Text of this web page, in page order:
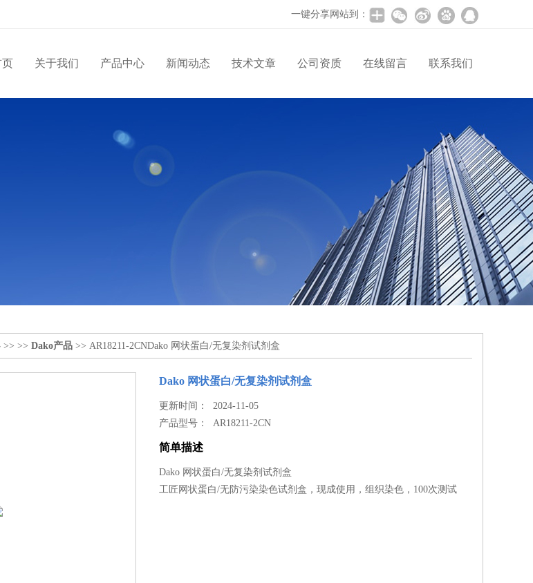
一键分享网站到：
页 关于我们 产品中心 新闻动态 技术文章 公司资质 在线留言 联系我们
>> >> Dako产品 >> AR18211-2CNDako 网状蛋白/无复染剂试剂盒
Dako 网状蛋白/无复染剂试剂盒
更新时间： 2024-11-05
产品型号：AR18211-2CN
简单描述
Dako 网状蛋白/无复染剂试剂盒
工匠网状蛋白/无防污染染色试剂盒，现成使用，组织染色，100次测试